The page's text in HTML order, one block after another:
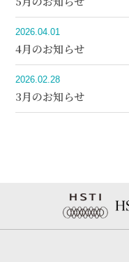
2026.04.01
4月のお知らせ
2026.02.28
3月のお知らせ